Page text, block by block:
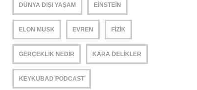
DÜNYA DIŞI YAŞAM EINSTEIN
ELON MUSK EVREN FIZIK
GERÇEKLIK NEDIR KARA DELIKLER
KEYKUBAD PODCAST